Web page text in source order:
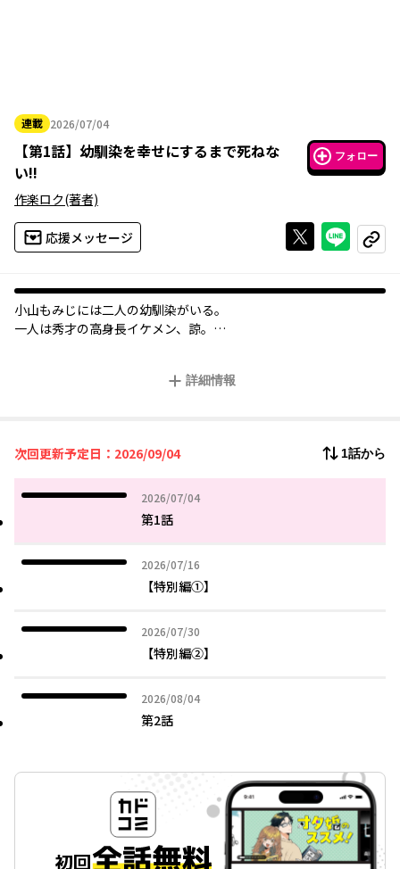
連載 2026/07/04
2026年07月04日
【第1話】 幼馴染を幸せにするまで死ねな
い!!
フォロー
作楽ロク(著者)
応援メッセージ Xで投稿する
ライン
コピー
小山もみじには二人の幼馴染がいる。
一人は秀才の高身長イケメン、諒。
すっかり二人の強火オタクと化していた!!!!
幼馴染の恋を成就させるべく全力を尽くすもみじだが、
二人が本当に好きなのは、他でもないもみじのことで――。
幼馴染の溺愛に絶対に気付かない強火オタク女子のすれ違いラブ
詳細情報
次回更新予定日：2026/09/04 1話から
2026/07/04
2026年07月04日
第1話
2026/07/16
2026年07月16日
【特別編①】
2026/07/30
2026年07月30日
【特別編②】
2026/08/04
2026年08月04日
第2話